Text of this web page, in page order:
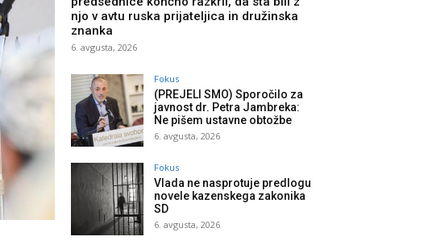
njo v avtu ruska prijateljica in družinska
znanka
6. avgusta, 2026
Fokus
(PREJELI SMO) Sporočilo za
javnost dr. Petra Jambreka:
Ne pišem ustavne obtožbe
6. avgusta, 2026
Fokus
Vlada ne nasprotuje predlogu
novele kazenskega zakonika
SD
6. avgusta, 2026